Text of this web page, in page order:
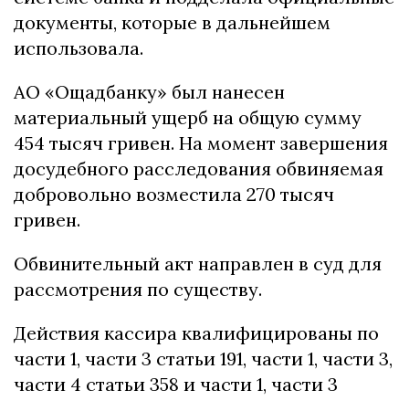
документы, которые в дальнейшем
использовала.
АО «Ощадбанку» был нанесен
материальный ущерб на общую сумму
454 тысяч гривен. На момент завершения
досудебного расследования обвиняемая
добровольно возместила 270 тысяч
гривен.
Обвинительный акт направлен в суд для
рассмотрения по существу.
Действия кассира квалифицированы по
части 1, части 3 статьи 191, части 1, части 3,
части 4 статьи 358 и части 1, части 3